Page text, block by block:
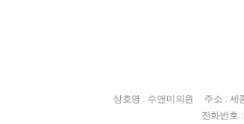
상호명 : 수앤미의원
주소 : 세
전화번호